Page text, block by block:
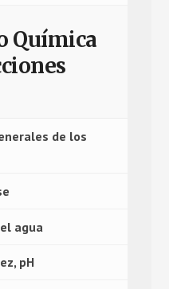
Química
de los
agua
pH